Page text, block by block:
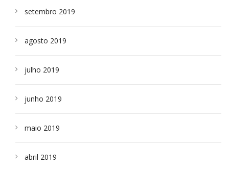
setembro 2019
agosto 2019
julho 2019
junho 2019
maio 2019
abril 2019